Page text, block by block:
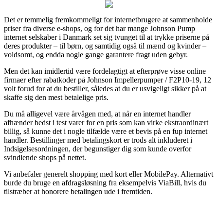
Det er temmelig fremkommeligt for internetbrugere at sammenholde
priser fra diverse e-shops, og for det har mange Johnson Pump
internet selskaber i Danmark set sig tvunget til at trykke priserne på
deres produkter – til børn, og samtidig også til mænd og kvinder –
voldsomt, og endda nogle gange garantere fragt uden gebyr.
Men det kan imidlertid være fordelagtigt at efterprøve visse online
firmaer efter rabatkoder på Johnson Impellerpumper / F2P10-19, 12
volt forud for at du bestiller, således at du er usvigeligt sikker på at
skaffe sig den mest betalelige pris.
Du må alligevel være årvågen med, at når en internet handler
afhænder bedst i test varer for en pris som kan virke ekstraordinært
billig, så kunne det i nogle tilfælde være et bevis på en fup internet
handler. Bestillinger med betalingskort er trods alt inkluderet i
Indsigelsesordningen, der begunstiger dig som kunde overfor
svindlende shops på nettet.
Vi anbefaler generelt shopping med kort eller MobilePay. Alternativt
burde du bruge en afdragsløsning fra eksempelvis ViaBill, hvis du
tilstræber at honorere betalingen ude i fremtiden.